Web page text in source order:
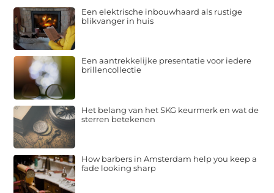
Een elektrische inbouwhaard als rustige
blikvanger in huis
Een aantrekkelijke presentatie voor iedere
brillencollectie
Het belang van het SKG keurmerk en wat de
sterren betekenen
How barbers in Amsterdam help you keep a
fade looking sharp